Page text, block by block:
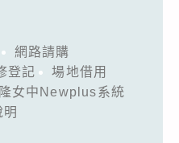
網路請購
登記
場地借用
女中Newplus系統